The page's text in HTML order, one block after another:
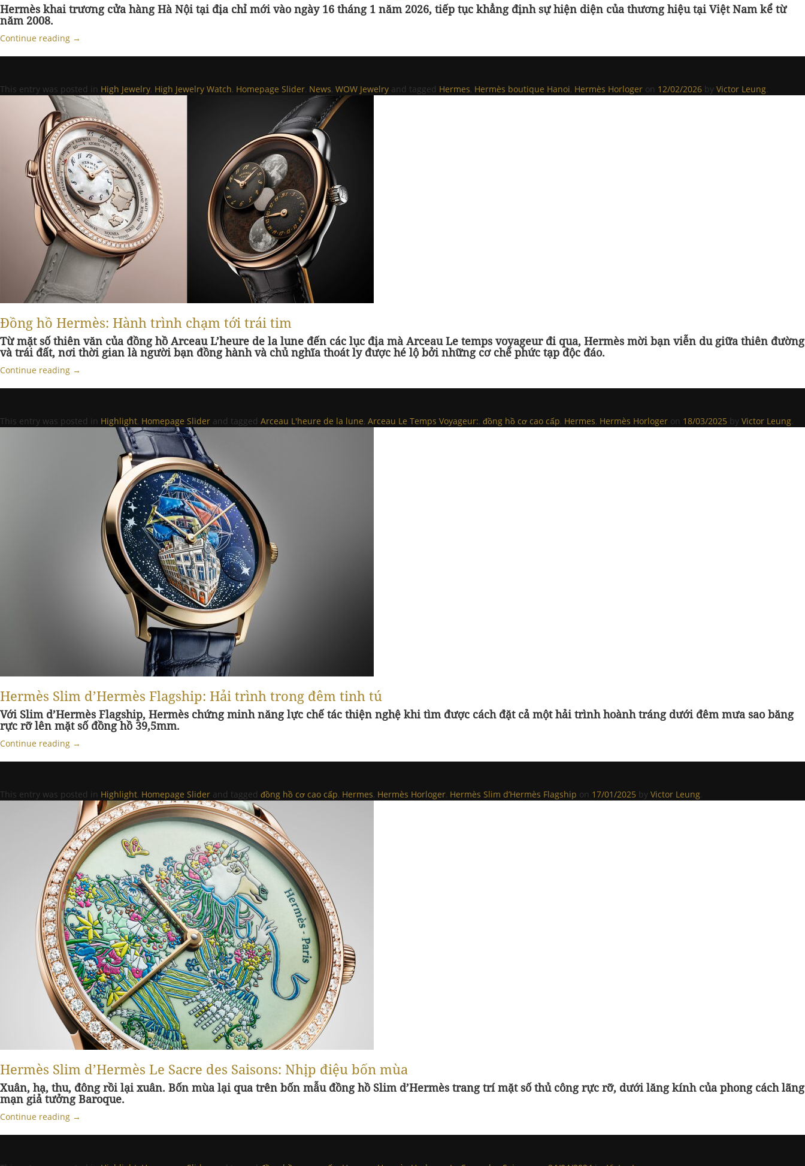
Hermès khai trương cửa hàng Hà Nội tại địa chỉ mới vào ngày 16 tháng 1 năm 2026, tiếp tục khẳng định sự hiện diện của thương hiệu tại Việt Nam kể từ
năm 2008.
Continue reading →
This entry was posted in High Jewelry, High Jewelry Watch, Homepage Slider, News, WOW Jewelry and tagged Hermes, Hermès boutique Hanoi, Hermès Horloger on 12/02/2026 by Victor Leung.
Đồng hồ Hermès: Hành trình chạm tới trái tim
Từ mặt số thiên văn của đồng hồ Arceau L’heure de la lune đến các lục địa mà Arceau Le temps voyageur đi qua, Hermès mời bạn viễn du giữa thiên đường
và trái đất, nơi thời gian là người bạn đồng hành và chủ nghĩa thoát ly được hé lộ bởi những cơ chế phức tạp độc đáo.
Continue reading →
This entry was posted in Highlight, Homepage Slider and tagged Arceau L'heure de la lune, Arceau Le Temps Voyageur:, đồng hồ cơ cao cấp, Hermes, Hermès Horloger on 18/03/2025 by Victor Leung.
Hermès Slim d’Hermès Flagship: Hải trình trong đêm tinh tú
Với Slim d’Hermès Flagship, Hermès chứng minh năng lực chế tác thiện nghệ khi tìm được cách đặt cả một hải trình hoành tráng dưới đêm mưa sao băng
rực rỡ lên mặt số đồng hồ 39,5mm.
Continue reading →
This entry was posted in Highlight, Homepage Slider and tagged đồng hồ cơ cao cấp, Hermes, Hermès Horloger, Hermès Slim d’Hermès Flagship on 17/01/2025 by Victor Leung.
Hermès Slim d’Hermès Le Sacre des Saisons: Nhịp điệu bốn mùa
Xuân, hạ, thu, đông rồi lại xuân. Bốn mùa lại qua trên bốn mẫu đồng hồ Slim d’Hermès trang trí mặt số thủ công rực rỡ, dưới lăng kính của phong cách lãng
mạn giả tưởng Baroque.
Continue reading →